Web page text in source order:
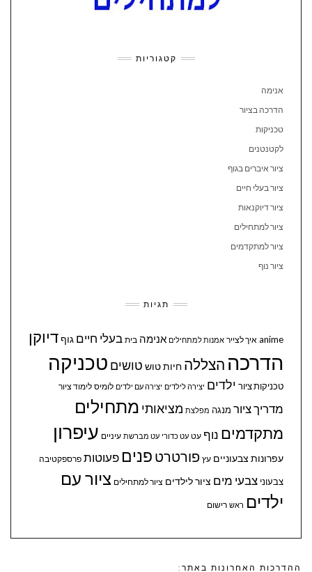
קטגוריות
אנימה
הדרכה בציור
טכניקות
לקטנטנים
ציור איברים בגוף
ציור בעלי חיים
ציור דיוקנאות
ציור למתחילים
ציור למתקדמים
ציור נוף
תגיות
anime איך לצייר אמנות למתחילים אנימה בית בעלי חיים גוףדיוקן
הדרכה הצללה חיותטוש טושים טכניקה
טכניקות ציור ילדים יצירה לילדים יצירה עם ילדים לומיס לימוד ציור
מדריך ציור מנגה מפלצת מציאותי מתחילים
מתקדמים נוף עט עט כדורי עט מברשת עיניים עיפרון
עפרונות צבעוניים עץ פורטרט פנים פעוטות פרספקטיבה
צבעוני צבעי מים ציור לילדים ציור למתחילים ציור עם
ילדים ראש רישום
ההדרכות האחרונות באתר: